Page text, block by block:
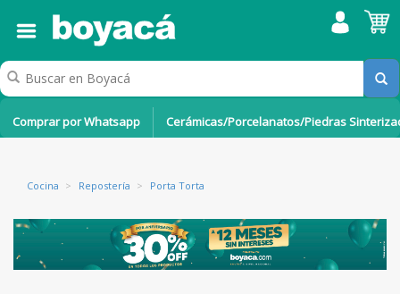
Comprar por Whatsapp Cerámicas/Porcelanatos/Piedras
Cocina > Repostería > Porta Torta